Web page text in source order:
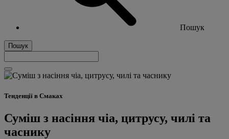
Пошук
Пошук
Тенденції в Смаках
Суміш з насіння чіа, цитрусу, чилі та
часнику